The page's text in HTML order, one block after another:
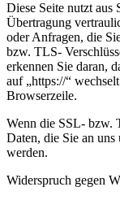
Diese Seite nutzt aus
Übertragung
oder Anfragen, die
bzw. TLS-
erkennen Sie daran,
auf „https://“
Browserzeile.
Wenn die SSL- bzw.
Daten, die Sie an
werden.
Widerspruch gegen